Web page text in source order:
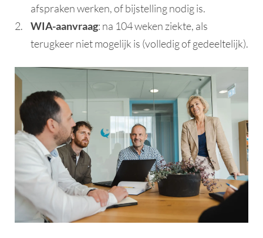
afspraken werken, of bijstelling nodig is.
WIA-aanvraag: na 104 weken ziekte, als
terugkeer niet mogelijk is (volledig of gedeeltelijk).